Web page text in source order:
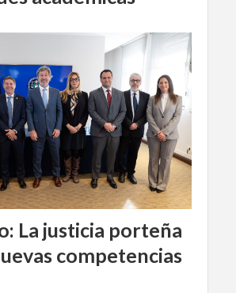
La justicia porteña
competencias